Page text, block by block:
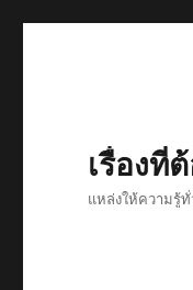
เรื่องที่
แหล่งให้ความรู้ทั่